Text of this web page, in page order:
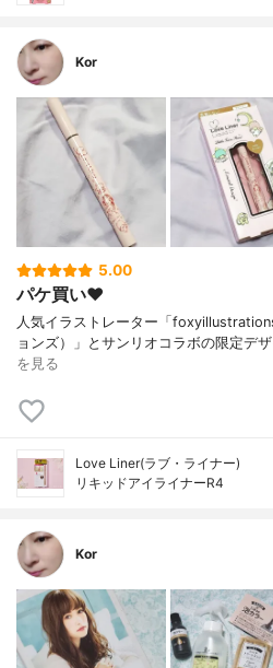
Kor
5.00
パケ買い❤️
人気イラストレーター「
ョンズ）」とサンリオコラボの限定デ
を見る
Love Liner(ラブ・ライナー)
リキッドアイライナーR4
Kor